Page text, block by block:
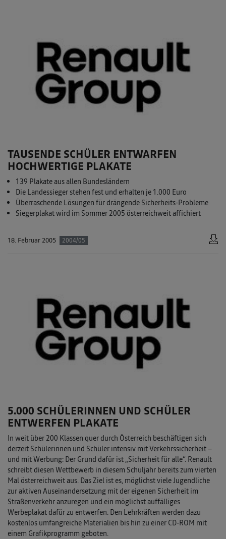
TAUSENDE SCHÜLER ENTWARFEN
HOCHWERTIGE PLAKATE
139 Plakate aus allen Bundesländern
Die Landessieger stehen fest und erhalten je 1.000 Euro
Überraschende Lösungen für drängende Sicherheits-Probleme
Siegerplakat wird im Sommer 2005 österreichweit affichiert
18. Februar 2005 2004/05
5.000 SCHÜLERINNEN UND SCHÜLER
ENTWERFEN PLAKATE
In weit über 200 Klassen quer durch Österreich beschäftigen sich
derzeit Schülerinnen und Schüler intensiv mit Verkehrssicherheit –
und mit Werbung: Der Grund dafür ist „Sicherheit für alle“. Renault
schreibt diesen Wettbewerb in diesem Schuljahr bereits zum vierten
Mal österreichweit aus. Das Ziel ist es, möglichst viele Jugendliche
zur aktiven Auseinandersetzung mit der eigenen Sicherheit im
Straßenverkehr anzuregen und ein möglichst auffälliges
Werbeplakat dafür zu entwerfen. Den Lehrkräften werden dazu
kostenlos umfangreiche Materialien bis hin zu einer CD-ROM mit
einem Grafikprogramm geboten.